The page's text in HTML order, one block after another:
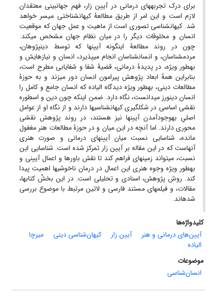
برای درک تجربه‏های درمانی در آیین زار، فهم جهان‏بینی معتقدان
لازم است و این امر از طریق مطالعۀ کیهان‏شناختی میسر خواهد
شد. کیهان‏شناسی تصوری است از ماهیت و عمل جهان که موقعیت
انسان و مخلوقات دیگر را در میان نظام جهان مشخص می‏کند.
چون در روند مطالعۀ این‏گونه آیین‏ها که توسط دین‏پژوهان،
مردم‏شناسان، و ‏انسان‏شناسان انجام می‏پذیرد، انسان و نیازهایش و
به‏طور ویژه، در پدیدۀ درمانی، قضیۀ شفا و شفایابی مطرح است،
بنابراین همۀ ابعاد پژوهش پیرامون انسان دور می‏زند و به حوزۀ
مطالعات دینی، به‏طور ویژه دیدگاه الیاده که انسان جامع و کامل را
انسان دین‏ورز می‏دانست، نگاه دارد. ضمن اینکه چون دین و اسطوره
نقشی اساسی در شکل‏گیری کیهان‏شناسی‏ها دارند و از نگاه او از عوامل
اصلیِ به‏وجودآمدن آیین‏ها نیز هستند، در روند پژوهش نقشی
محوری دارند. اما آنچه در این میان و در حوزۀ مطالعات هنر مغفول
مانده، شناسایی نسبت میان آیین‏های درمانی و صورت هنری
آنهاست که در این مقاله بر آیین زار تمرکز شده است. شناسایی این
نسبت، می‏تواند زمینه‏ای فراهم کند تا نقش باورها و اعمال آیینی و
به‏طور ویژه وجوه هنری این اعمال در درمان ناخوشی‏ها اهمیت پیدا
کند. روش پژوهش، اسنادی و تحلیلی است. در این بخشْ کتاب‏ها،
مقالات، و فیلم‏های مستند فارسی و لاتین مرتبط با موضوع بررسی
شده‏اند.
کلیدواژه‌ها
آیین‌های درمانی و هنر
آیین زار کیهان‌شناسی دینی
میرچا
الیاده
موضوعات
انسان‌شناسی